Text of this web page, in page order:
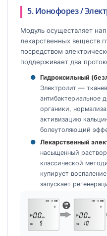
5. Ионофорез /
Модуль осуществляет
лекарственных веществ
посредством
поддерживает два
Гидроксильный
Электролит —
антибактериальное
органики,
активизацию
болеутоляющий
Лекарственный
насыщенный
классической
купирует
запускает